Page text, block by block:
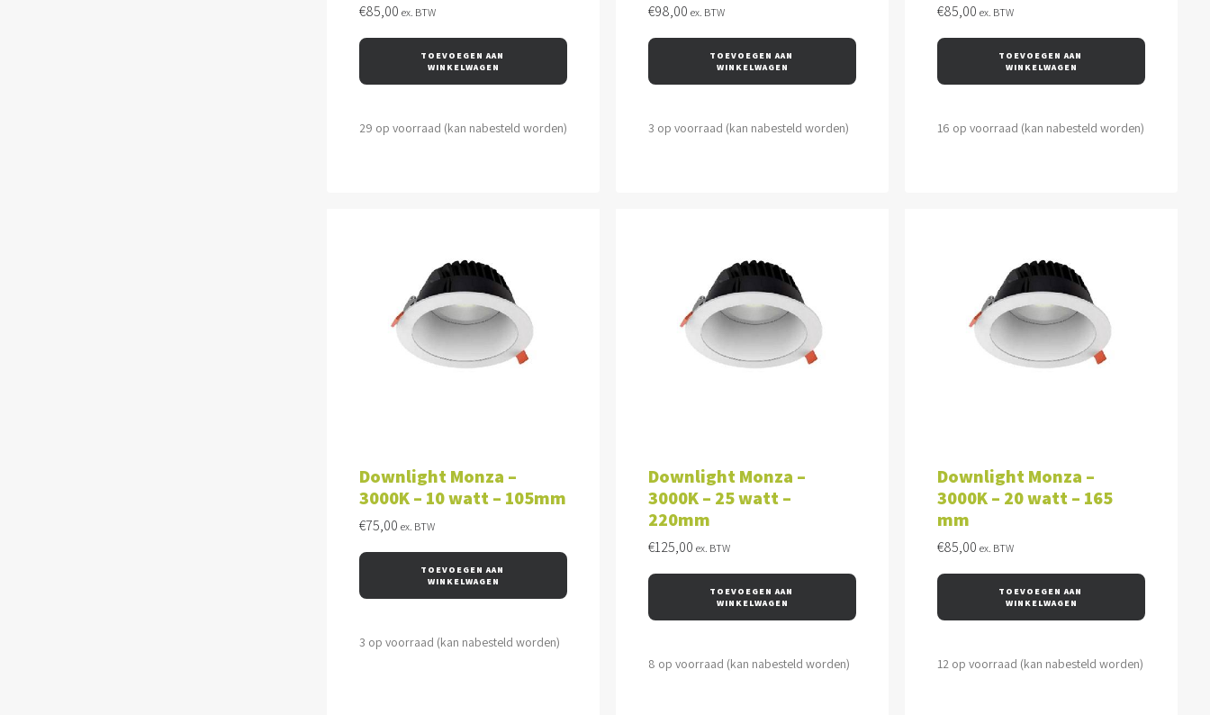
€85,00 ex. BTW
TOEVOEGEN AAN
WINKELWAGEN
29 op voorraad (kan nabesteld worden)
€98,00 ex. BTW
TOEVOEGEN AAN
WINKELWAGEN
3 op voorraad (kan nabesteld worden)
€85,00 ex. BTW
TOEVOEGEN AAN
WINKELWAGEN
16 op voorraad (kan nabesteld worden)
Downlight Monza –
3000K – 10 watt – 105mm
€75,00 ex. BTW
TOEVOEGEN AAN
WINKELWAGEN
3 op voorraad (kan nabesteld worden)
Downlight Monza –
3000K – 25 watt –
220mm
€125,00 ex. BTW
TOEVOEGEN AAN
WINKELWAGEN
8 op voorraad (kan nabesteld worden)
Downlight Monza –
3000K – 20 watt – 165
mm
€85,00 ex. BTW
TOEVOEGEN AAN
WINKELWAGEN
12 op voorraad (kan nabesteld worden)